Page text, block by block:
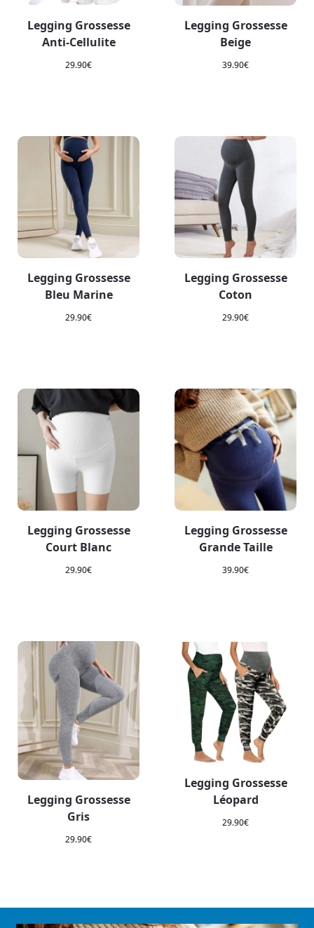
Legging Grossesse
Anti-Cellulite
29.90€
Legging Grossesse
Beige
39.90€
Legging Grossesse
Bleu Marine
29.90€
Legging Grossesse
Coton
29.90€
Legging Grossesse
Court Blanc
29.90€
Legging Grossesse
Grande Taille
39.90€
Legging Grossesse
Gris
29.90€
Legging Grossesse
Léopard
29.90€